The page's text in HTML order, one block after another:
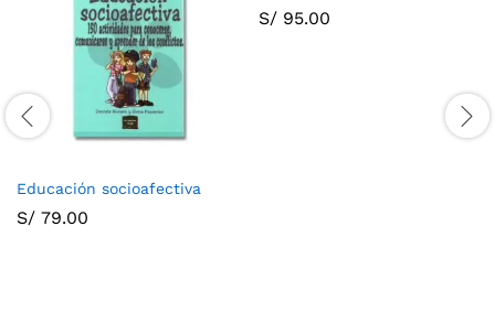
Educación socioafectiva
S/ 79.00
S/ 95.00